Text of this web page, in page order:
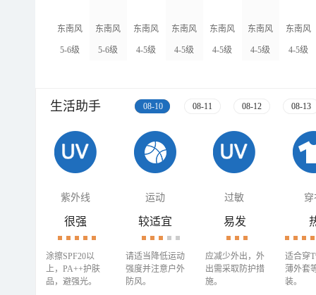
东南风
5-6级
东南风
5-6级
东南风
4-5级
东南风
4-5级
东南风
4-5级
东南风
4-5级
东南风
4-5级
生活助手 08-10 08-11 08-12 08-13
紫外线 运动 过敏 穿
很强
涂擦SPF20以
上，PA++护肤
品，避强光。
较适宜
请适当降低运动
强度并注意户外
防风。
易发
应减少外出，外
出需采取防护措
施。
适合穿
薄外套
装。